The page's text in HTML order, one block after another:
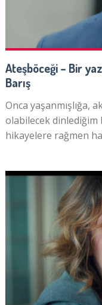
Ateşböceği – Bir
Barış
Onca yaşanmışlığa,
olabilecek
hikayelere rağmen